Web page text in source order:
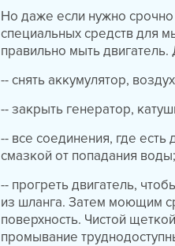
Но даже если нужно
специальных средств для
правильно мыть двигатель.
-- снять аккумулятор,
-- закрыть генератор,
-- все соединения, где
смазкой от попадания
-- прогреть двигатель,
из шланга. Затем моющим
поверхность. Чистой
промывание